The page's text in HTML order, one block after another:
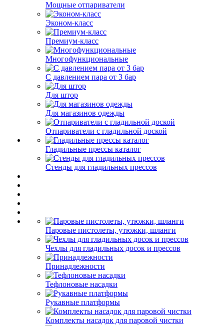
Мощные отпариватели
Эконом-класс
Премиум-класс
Многофункциональные
С давлением пара от 3 бар
Для штор
Для магазинов одежды
Отпариватели с гладильной доской
Гладильные прессы каталог
Стенды для гладильных прессов
Паровые пистолеты, утюжки, шланги
Чехлы для гладильных досок и прессов
Принадлежности
Тефлоновые насадки
Рукавные платформы
Комплекты насадок для паровой чистки